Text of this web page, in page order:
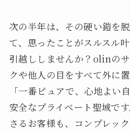
次の半年は、その硬い鎧を
て、思ったことがスルスル
引越ししませんか？olinの
クや他人の目をすべて外に
「一番ピュアで、心地よい
安全なプライベート聖域で
さるお客様も、コンプレッ